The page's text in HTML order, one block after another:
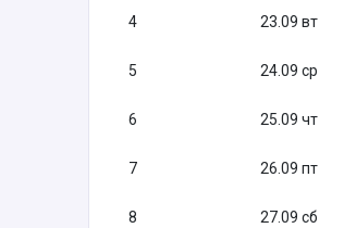
4 23.09 вт
5 24.09 ср
6 25.09 чт
7 26.09 пт
8 27.09 сб